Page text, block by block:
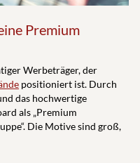
Premium
Werbeträger, der
positioniert ist. Durch
das hochwertige
als „Premium
Die Motive sind groß,